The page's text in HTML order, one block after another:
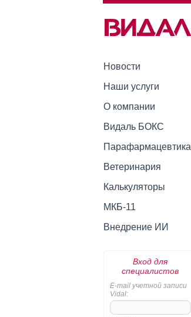
Новости
Наши услуги
О компании
Видаль БОКС
Парафармацевтика
Ветеринария
Калькуляторы
МКБ-11
Внедрение ИИ
Вход для
специалистов
E-mail учетной записи
Vidal: